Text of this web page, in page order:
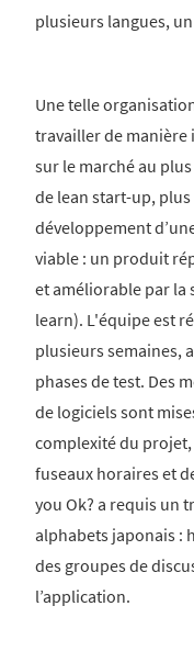
plusieurs langues,
Une telle
travailler de manière
sur le marché au
de lean start-up,
développement
viable : un produit
et améliorable par la
learn). L'équipe est
plusieurs semaines,
phases de test. Des
de logiciels sont
complexité du
fuseaux horaires et
you Ok? a requis un
alphabets japonais :
des groupes de
l’application.